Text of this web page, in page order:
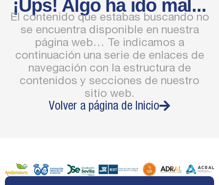
¡Ups! Algo ha ido mal...
El contenido que estabas buscando no
se encuentra disponible en nuestra
página web… Te indicamos a
continuación una serie de enlaces de
navegación con la estructura de
contenidos y secciones de nuestro
sitio web.
Volver a página de Inicio